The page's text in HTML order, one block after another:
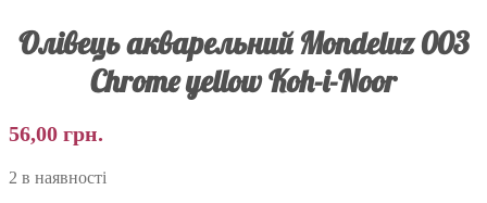
Олівець акварельний Mondeluz 003
Chrome yellow Koh-i-Noor
56,00 грн.
2 в наявності